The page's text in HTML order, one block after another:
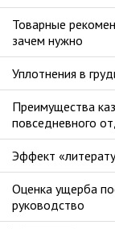
Товарные
зачем нужно
Уплотнения в
Преимущества
повседневного
Эффект
Оценка ущерба
руководство